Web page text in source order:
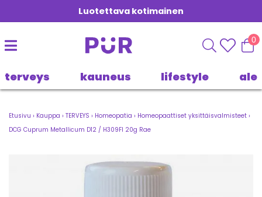
Luotettava kotimainen
0
terveys kauneus lifestyle ale
Etusivu › Kauppa › TERVEYS › Homeopatia › Homeopaattiset yksittäisvalmisteet ›
DCG Cuprum Metallicum D12 / H309FI 20g Rae